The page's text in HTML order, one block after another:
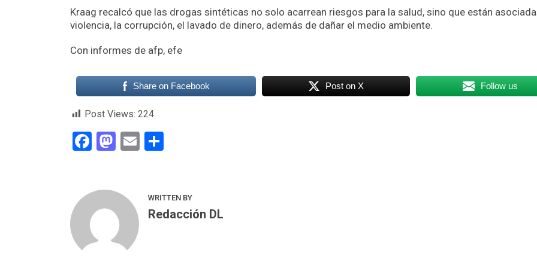
Kraag recalcó que las drogas sintéticas no solo acarrean riesgos para la salud, sino que están
violencia, la corrupción, el lavado de dinero, además de dañar el medio ambiente.
Con informes de afp, efe
Share on Facebook Post on X Follow us
Post Views: 224
Facebook
Mastodon
Email
WRITTEN BY
Redacción DL